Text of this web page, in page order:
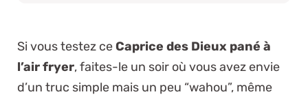
Si vous testez ceCaprice des Dieux pané à
l’air fryer, faites-le un soir où vous avez envie
d’un truc simple mais un peu “wahou”, même